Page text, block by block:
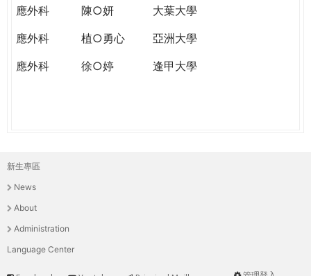
應外科
陳○妍
大葉大學
應外科
植○勇心
亞洲大學
應外科
徐○婷 逢甲大學
主
選
單
新生專區
News
About
Administration
Language Center